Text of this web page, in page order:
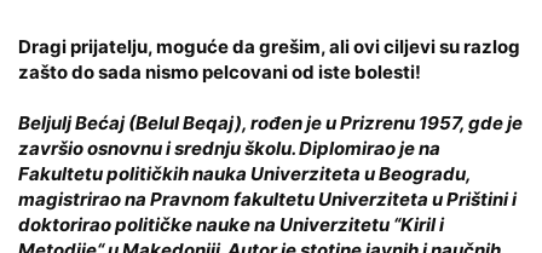
Dragi prijatelju, moguće da grešim, ali ovi ciljevi su razlog
zašto do sada nismo pelcovani od iste bolesti!
Beljulj Bećaj (Belul Beqaj), rođen je u Prizrenu 1957, gde je
završio osnovnu i srednju školu. Diplomirao je na
Fakultetu političkih nauka Univerziteta u Beogradu,
magistrirao na Pravnom fakultetu Univerziteta u Prištini i
doktorirao političke nauke na Univerzitetu “Kiril i